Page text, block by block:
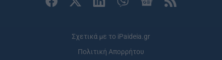
Σχετικά με το iPaideia.gr
Πολιτική Απορρήτου